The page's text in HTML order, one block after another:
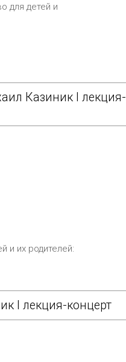
для детей и
Казиник I лекция-
и их родителей:
I лекция-концерт